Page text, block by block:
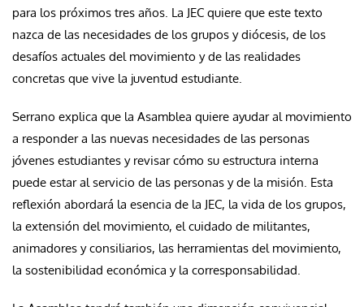
para los próximos tres años. La JEC quiere que este texto
nazca de las necesidades de los grupos y diócesis, de los
desafíos actuales del movimiento y de las realidades
concretas que vive la juventud estudiante.
Serrano explica que la Asamblea quiere ayudar al movimiento
a responder a las nuevas necesidades de las personas
jóvenes estudiantes y revisar cómo su estructura interna
puede estar al servicio de las personas y de la misión. Esta
reflexión abordará la esencia de la JEC, la vida de los grupos,
la extensión del movimiento, el cuidado de militantes,
animadores y consiliarios, las herramientas del movimiento,
la sostenibilidad económica y la corresponsabilidad.